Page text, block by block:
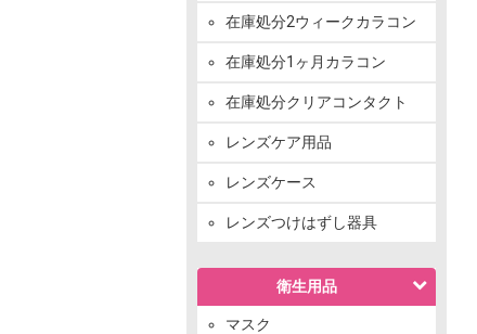
在庫処分2ウィークカラコン
在庫処分1ヶ月カラコン
在庫処分クリアコンタクト
レンズケア用品
レンズケース
レンズつけはずし器具
衛生用品
マスク